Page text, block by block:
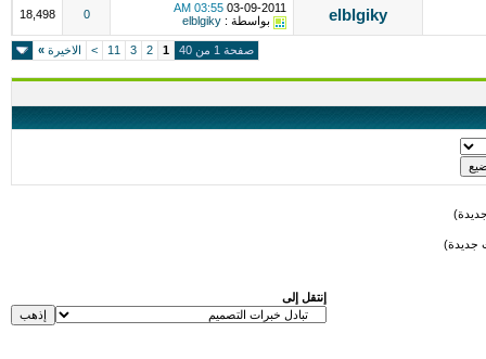
elblgiky
03-09-2011
03:55 AM
بواسطة : elblgiky
0
18,498
صفحة 1 من 40 1
2
3
11
> الاخيرة »
جديدة)
إنتقل إلى